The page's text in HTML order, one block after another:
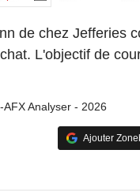
de chez Jefferies
L'objectif de
Analyser - 2026
Ajouter